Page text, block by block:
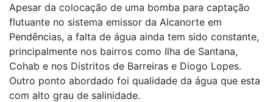
Apesar da colocação de uma bomba para captação
flutuante no sistema emissor da Alcanorte em
Pendências, a falta de água ainda tem sido constante,
principalmente nos bairros como Ilha de Santana,
Cohab e nos Distritos de Barreiras e Diogo Lopes.
Outro ponto abordado foi qualidade da água que esta
com alto grau de salinidade.